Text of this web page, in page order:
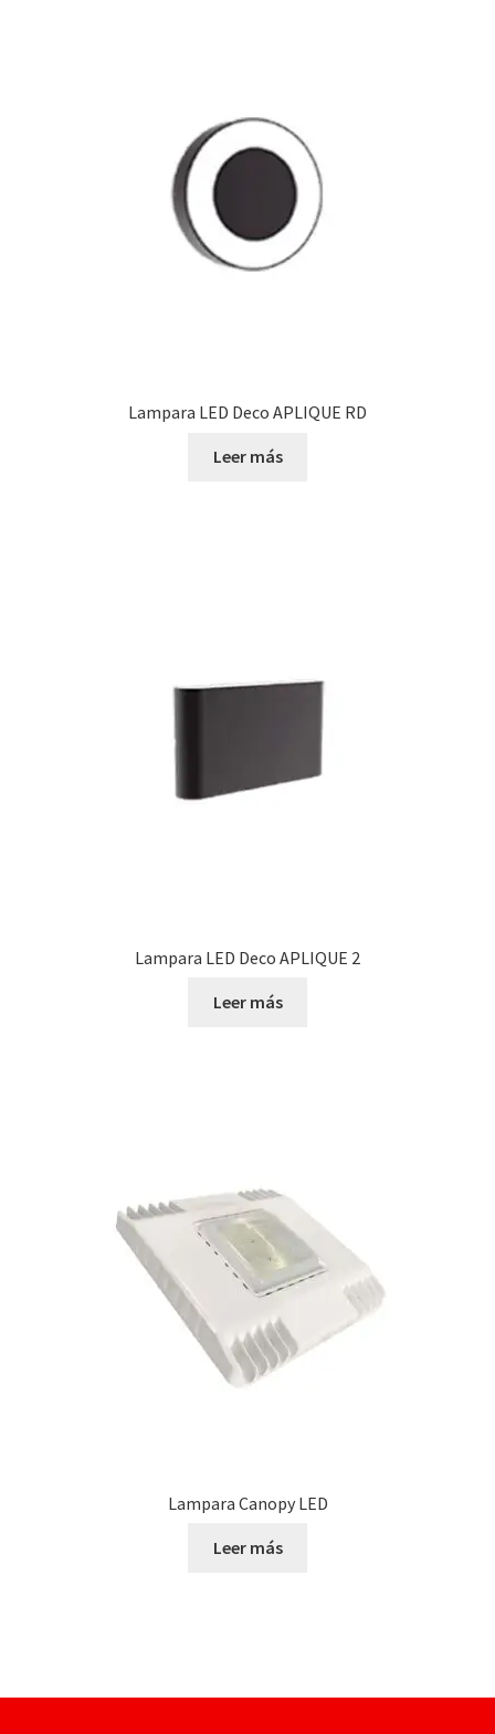
Lampara LED Deco APLIQUE RD
Leer más
Lampara LED Deco APLIQUE 2
Leer más
Lampara Canopy LED
Leer más